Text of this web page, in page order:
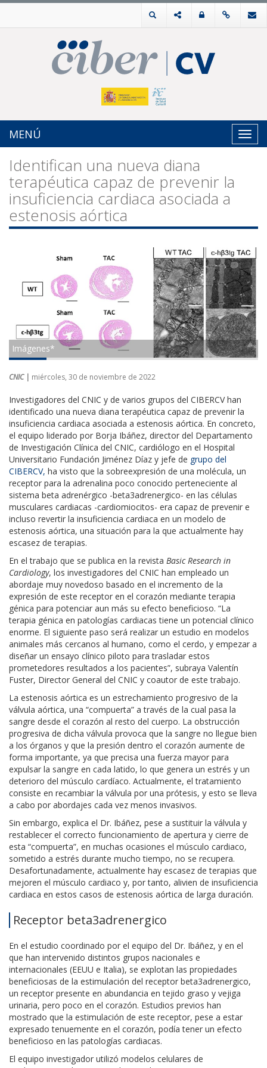
MENÚ
Identifican una nueva diana
terapéutica capaz de prevenir la
insuficiencia cardiaca asociada a
estenosis aórtica
Imágenes*
CNIC | miércoles, 30 de noviembre de 2022
Investigadores del CNIC y de varios grupos del CIBERCV han
identificado una nueva diana terapéutica capaz de prevenir la
insuficiencia cardiaca asociada a estenosis aórtica. En concreto,
el equipo liderado por Borja Ibáñez, director del Departamento
de Investigación Clínica del CNIC, cardiólogo en el Hospital
Universitario Fundación Jiménez Díaz y jefe de grupo del
CIBERCV, ha visto que la sobreexpresión de una molécula, un
receptor para la adrenalina poco conocido perteneciente al
sistema beta adrenérgico -beta3adrenergico- en las células
musculares cardiacas -cardiomiocitos- era capaz de prevenir e
incluso revertir la insuficiencia cardiaca en un modelo de
estenosis aórtica, una situación para la que actualmente hay
escasez de terapias.
En el trabajo que se publica en la revista Basic Research in
Cardiology, los investigadores del CNIC han empleado un
abordaje muy novedoso basado en el incremento de la
expresión de este receptor en el corazón mediante terapia
génica para potenciar aun más su efecto beneficioso. “La
terapia génica en patologías cardiacas tiene un potencial clínico
enorme. El siguiente paso será realizar un estudio en modelos
animales más cercanos al humano, como el cerdo, y empezar a
diseñar un ensayo clínico piloto para trasladar estos
prometedores resultados a los pacientes”, subraya Valentín
Fuster, Director General del CNIC y coautor de este trabajo.
La estenosis aórtica es un estrechamiento progresivo de la
válvula aórtica, una “compuerta” a través de la cual pasa la
sangre desde el corazón al resto del cuerpo. La obstrucción
progresiva de dicha válvula provoca que la sangre no llegue bien
a los órganos y que la presión dentro el corazón aumente de
forma importante, ya que precisa una fuerza mayor para
expulsar la sangre en cada latido, lo que genera un estrés y un
deterioro del músculo cardíaco. Actualmente, el tratamiento
consiste en recambiar la válvula por una prótesis, y esto se lleva
a cabo por abordajes cada vez menos invasivos.
Sin embargo, explica el Dr. Ibáñez, pese a sustituir la válvula y
restablecer el correcto funcionamiento de apertura y cierre de
esta “compuerta”, en muchas ocasiones el músculo cardiaco,
sometido a estrés durante mucho tiempo, no se recupera.
Desafortunadamente, actualmente hay escasez de terapias que
mejoren el músculo cardiaco y, por tanto, alivien de insuficiencia
cardiaca en estos casos de estenosis aórtica de larga duración.
Receptor beta3adrenergico
En el estudio coordinado por el equipo del Dr. Ibáñez, y en el
que han intervenido distintos grupos nacionales e
internacionales (EEUU e Italia), se explotan las propiedades
beneficiosas de la estimulación del receptor beta3adrenergico,
un receptor presente en abundancia en tejido graso y vejiga
urinaria, pero poco en el corazón. Estudios previos han
mostrado que la estimulación de este receptor, pese a estar
expresado tenuemente en el corazón, podía tener un efecto
beneficioso en las patologías cardiacas.
El equipo investigador utilizó modelos celulares de